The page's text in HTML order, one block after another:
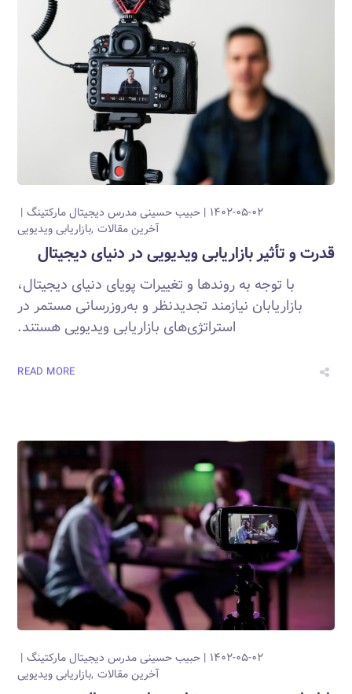
۱۴۰۲-۰۵-۰۲ حبیب حسینیمدرس دیجیتال مارکتینگ
آخرین مقالات بازاریابی ویدیویی
قدرت و تأثیر بازاریابی ویدیویی در دنیای دیجیتال
با توجه به روندها و تغییرات پویای دنیای دیجیتال،
بازاریابان نیازمند تجدیدنظر و به‌روزرسانی مستمر در
استراتژی‌های بازاریابی ویدیویی هستند.
READ MORE
۱۴۰۲-۰۵-۰۲ حبیب حسینیمدرس دیجیتال مارکتینگ
آخرین مقالات بازاریابی ویدیویی